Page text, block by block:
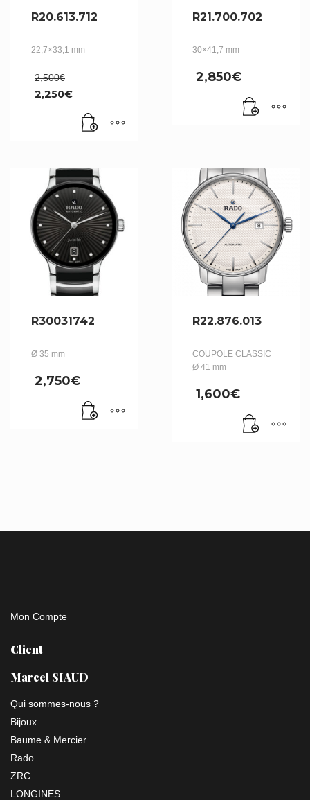
R20.613.712
22,7×33,1 mm
2,500€
était :
2,500€.
2,250€
R21.700.702
30×41,7 mm
2,850€
R30031742
Ø 35 mm
2,750€
R22.876.013
COUPOLE CLASSIC
Ø 41 mm
1,600€
Mon Compte
Client
Marcel SIAUD
Qui sommes-nous ?
Bijoux
Baume & Mercier
Rado
ZRC
LONGINES